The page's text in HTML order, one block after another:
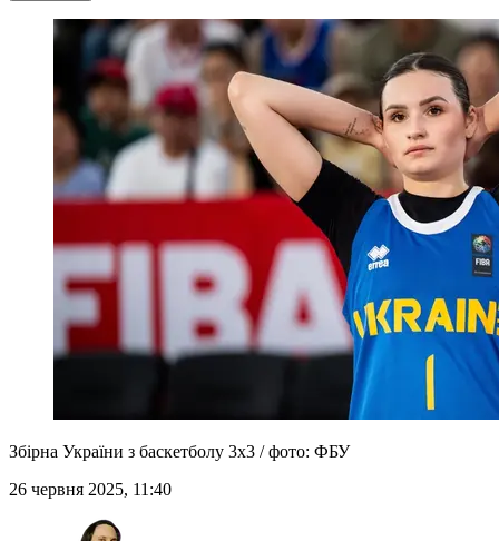
Збірна України з баскетболу 3х3 / фото: ФБУ
26 червня 2025, 11:40